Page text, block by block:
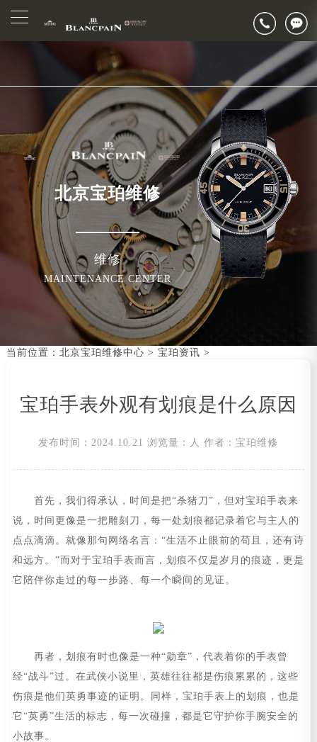
官网公告>
▲
▼
2026年7月北京市宝珀官方售后客户服务热线：400-883-8293
2026年7月宝珀售后服务中心最新网点地址：
北京市东城区东长安街1号东方广场写字楼W3座6层602室（需提前预约）
北京市朝阳区建国门外大街甲6号华熙国际中心写字楼D座11层1102室（需提前预约）
北京市朝阳区建国门外大街甲6号华熙国际中心D座11层1102室宝珀售后服务中心（需提前预约）
节假日正常营业！
北京宝珀维修
维修
MAINTENANCE CENTER
当前位置： 北京宝珀维修中心 > 宝珀资讯 >
宝珀手表外观有划痕是什么原因
发布时间：2024.10.21 浏览量： 人 作者：宝珀维修
首先，我们得承认，时间是把“杀猪刀”，但对宝珀手表来
说，时间更像是一把雕刻刀，每一处划痕都记录着它与主人的
点点滴滴。就像那句网络名言：“生活不止眼前的苟且，还有诗
和远方。”而对于宝珀手表而言，划痕不仅是岁月的痕迹，更是
它陪伴你走过的每一步路、每一个瞬间的见证。
再者，划痕有时也像是一种“勋章”，代表着你的手表曾
经“战斗”过。在武侠小说里，英雄往往都是伤痕累累的，这些
伤痕是他们英勇事迹的证明。同样，宝珀手表上的划痕，也是
它“英勇”生活的标志，每一次碰撞，都是它守护你手腕安全的
小故事。